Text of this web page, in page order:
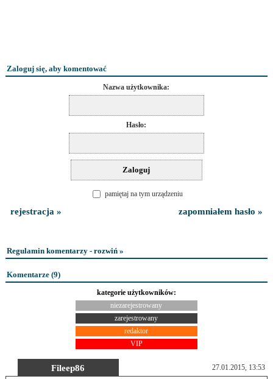
Zaloguj się, aby komentować
Nazwa użytkownika:
Hasło:
pamiętaj na tym urządzeniu
rejestracja » zapomniałem hasło »
Regulamin komentarzy - rozwiń »
Komentarze (9)
kategorie użytkowników:
niezarejestrowany
zarejestrowany
redaktor
VIP
Fileep86 27.01.2015, 13:53